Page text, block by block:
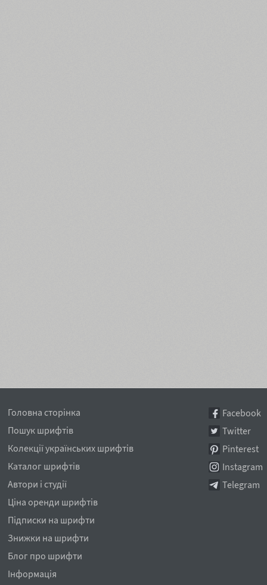
Головна сторінка
Пошук шрифтів
Колекції українських шрифтів
Каталог шрифтів
Автори і студії
Ціна оренди шрифтів
Підписки на шрифти
Знижки на шрифти
Блог про шрифти
Інформація
Facebook
Twitter
Pinterest
Instagram
Telegram